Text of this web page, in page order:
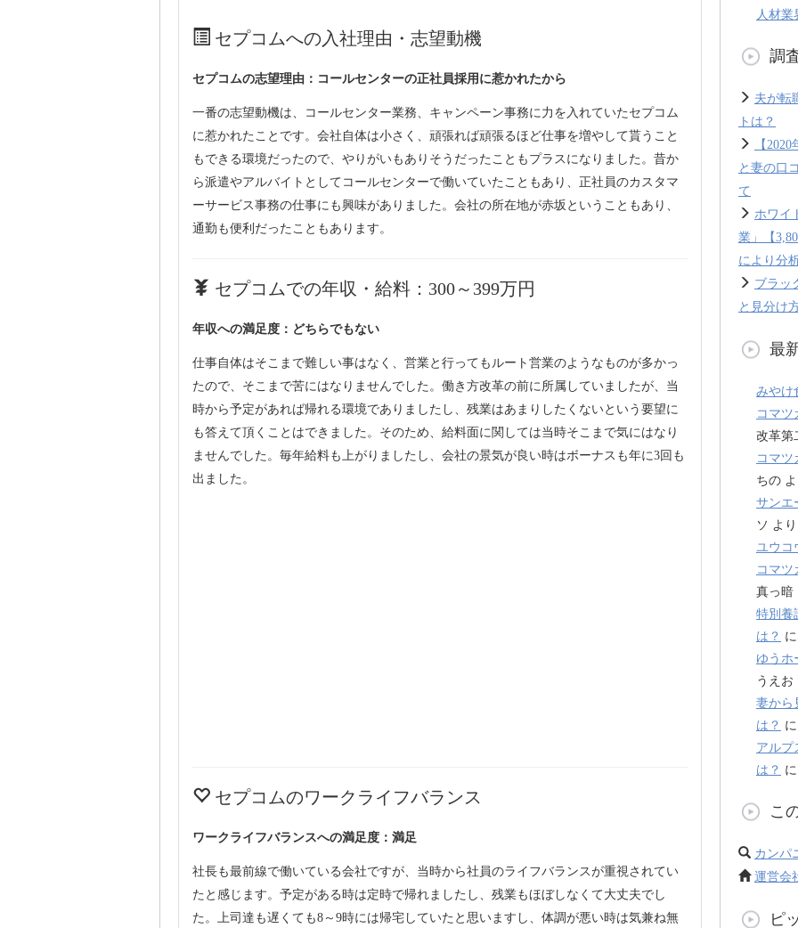
セプコムへの入社理由・志望動機
セプコムの志望理由：コールセンターの正社員採用に惹かれたから
一番の志望動機は、コールセンター業務、キャンペーン事務に力を入れていたセプコム
に惹かれたことです。会社自体は小さく、頑張れば頑張るほど仕事を増やして貰うこと
もできる環境だったので、やりがいもありそうだったこともプラスになりました。昔か
ら派遣やアルバイトとしてコールセンターで働いていたこともあり、正社員のカスタマ
ーサービス事務の仕事にも興味がありました。会社の所在地が赤坂ということもあり、
通勤も便利だったこともあります。
セプコムでの年収・給料：300～399万円
年収への満足度：どちらでもない
仕事自体はそこまで難しい事はなく、営業と行ってもルート営業のようなものが多かっ
たので、そこまで苦にはなりませんでした。働き方改革の前に所属していましたが、当
時から予定があれば帰れる環境でありましたし、残業はあまりしたくないという要望に
も答えて頂くことはできました。そのため、給料面に関しては当時そこまで気にはなり
ませんでした。毎年給料も上がりましたし、会社の景気が良い時はボーナスも年に3回も
出ました。
セプコムのワークライフバランス
ワークライフバランスへの満足度：満足
社長も最前線で働いている会社ですが、当時から社員のライフバランスが重視されてい
たと感じます。予定がある時は定時で帰れましたし、残業もほぼしなくて大丈夫でし
た。上司達も遅くても8～9時には帰宅していたと思いますし、体調が悪い時は気兼ね無
人材業
調
夫が転
トは？
【
と妻の口
て
ホワイ
業」【
により分
ブラッ
と見分け
最
みやけ
コマツ
改革第
コマツ
ちの
サンエ
ソ より
ユウコ
コマツ
真っ暗
特別養
は？
ゆうホ
うえお
妻から
は？
アルプ
は？
こ
カンパ
運営会
ピ